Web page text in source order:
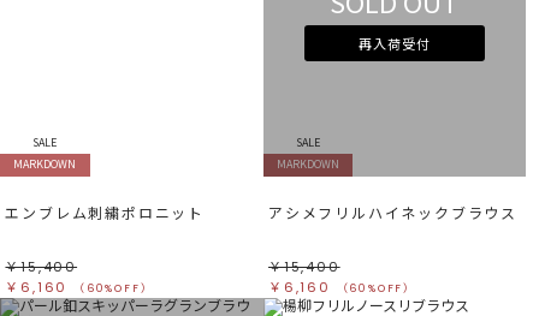
SALE
MARKDOWN
エンブレム刺繍ポロニット
￥15,400
￥6,160
（60%OFF）
再入荷受付
SALE
MARKDOWN
アシメフリルハイネックブラウス
￥15,400
￥6,160
（60%OFF）